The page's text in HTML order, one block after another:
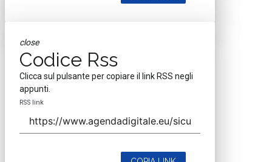
close
Codice Rss
Clicca sul pulsante per copiare il link RSS negli
appunti.
RSS link